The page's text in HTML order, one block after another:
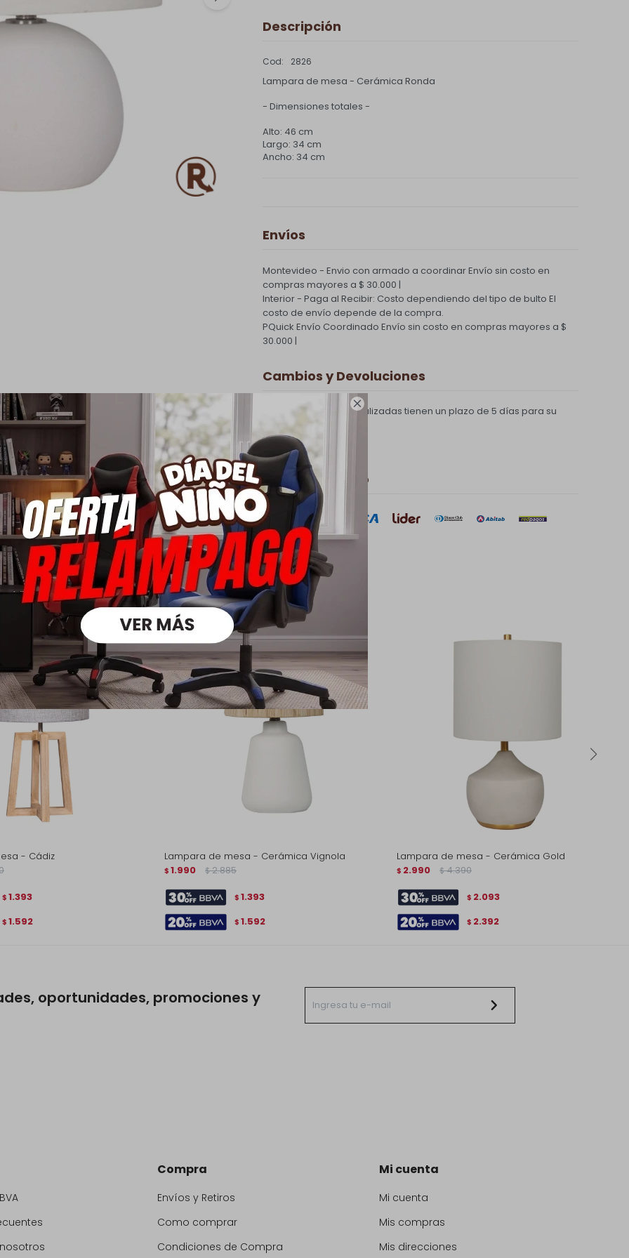

Descripción
2826
Lampara de mesa - Cerámica Ronda
- Dimensiones totales -
Alto: 46 cm
Largo: 34 cm
Ancho: 34 cm
Envíos
Montevideo - Envio con armado a coordinarEnvío sin costo en
compras mayores a $ 30.000 |
Interior - Paga al Recibir: Costo dependiendo del tipo de bulto El
costo de envío depende de la compra.
PQuick Envío Coordinado Envío sin costo en compras mayores a $
30.000 |
Cambios y Devoluciones
Todas las compras realizadas tienen un plazo de 5 días para su
cambio.
Ver mas
Medios de pago
que te pueden interesar
- Cádiz
$ 1.393
$ 1.592
Lampara de mesa - Cerámica Vignola
$ 1.990 $ 2.885
$ 1.393
$ 1.592
Lampara de mesa - Cerámica Gold
$ 2.990 $ 4.390
$ 2.093
$ 2.392
oportunidades, promociones y
Compra
Envíos y Retiros
Como comprar
Condiciones de Compra
Mi cuenta
Mi cuenta
Mis compras
Mis direcciones